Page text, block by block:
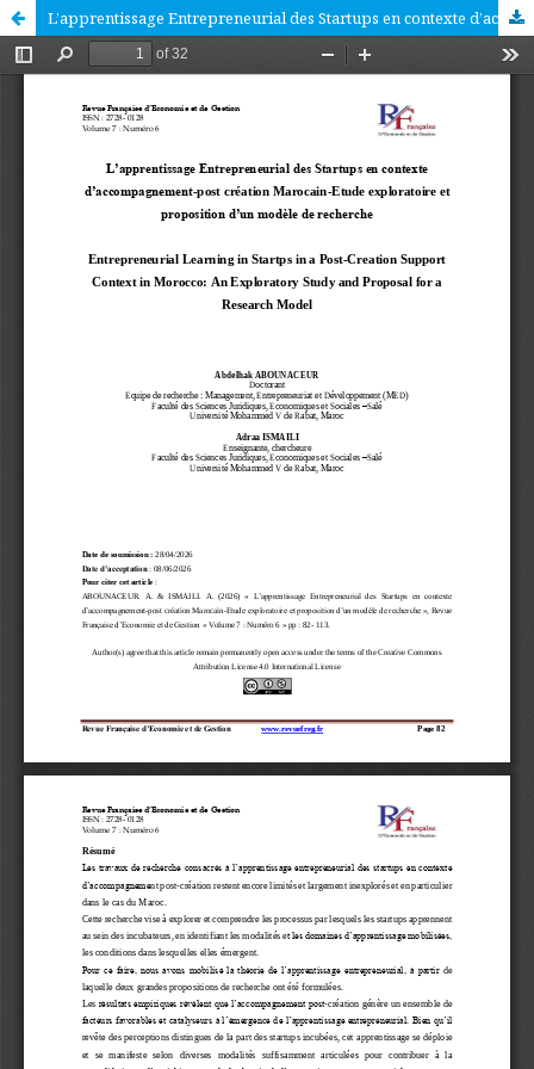
L’apprentissage Entrepreneurial des Startups en contexte d’accompagnement-post création Marocain-Etude exploratoire et proposition d’un modèle de recherche